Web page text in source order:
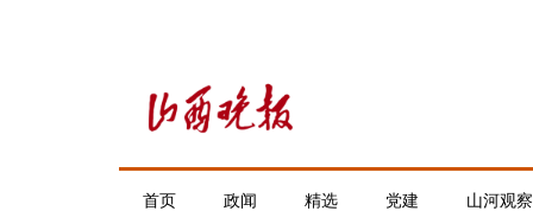
首页 政闻 精选 党建 山河观察